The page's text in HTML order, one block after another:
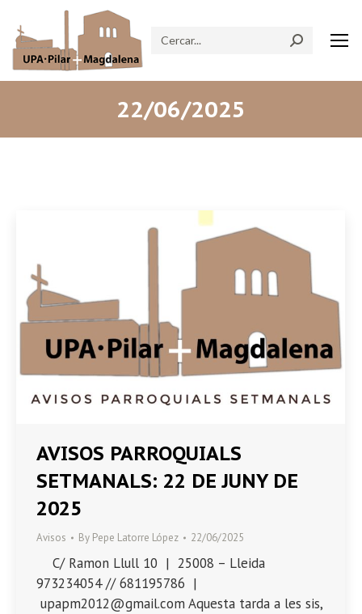
Search:
22/06/2025
AVISOS PARROQUIALS
SETMANALS: 22 DE JUNY DE
2025
Avisos By Pepe Latorre López 22/06/2025
C/ Ramon Llull 10 | 25008 – Lleida
973234054 // 681195786 |
upapm2012@gmail.com Aquesta tarda a les sis,